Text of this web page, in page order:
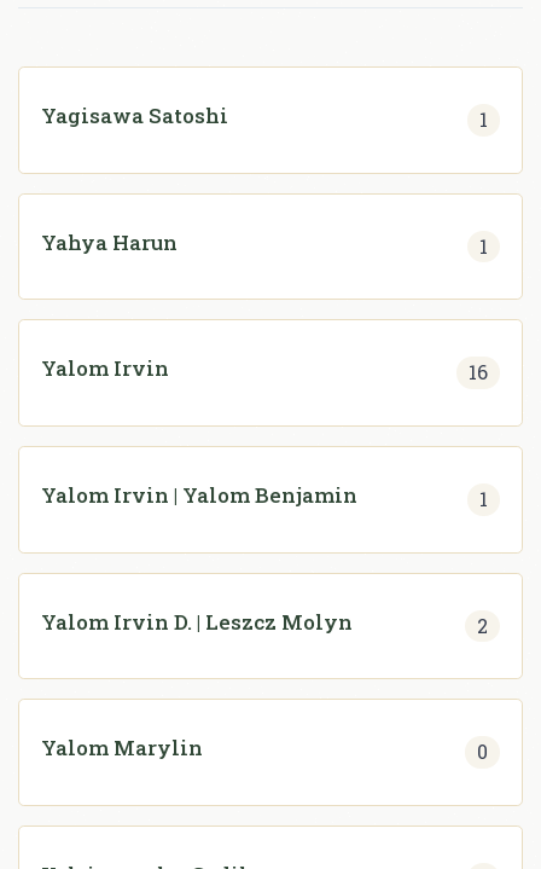
Yagisawa Satoshi 1
Yahya Harun 1
Yalom Irvin 16
Yalom Irvin | Yalom Benjamin 1
Yalom Irvin D. | Leszcz Molyn 2
Yalom Marylin 0